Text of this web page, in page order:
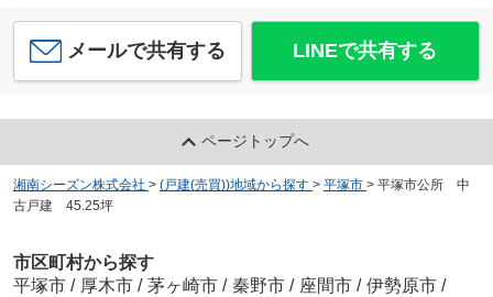
メールで共有する LINEで共有する
ページトップへ
湘南シーズン株式会社 > (戸建(売買))地域から探す > 平塚市 > 平塚市公所 中
古戸建 45.25坪
市区町村から探す
平塚市 / 厚木市 / 茅ヶ崎市 / 秦野市 / 座間市 / 伊勢原市 /